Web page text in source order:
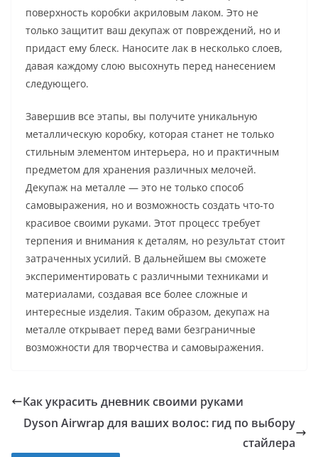
поверхность коробки акриловым лаком. Это не
только защитит ваш декупаж от повреждений, но и
придаст ему блеск. Наносите лак в несколько слоев,
давая каждому слою высохнуть перед нанесением
следующего.
Завершив все этапы, вы получите уникальную
металлическую коробку, которая станет не только
стильным элементом интерьера, но и практичным
предметом для хранения различных мелочей.
Декупаж на металле — это не только способ
самовыражения, но и возможность создать что-то
красивое своими руками. Этот процесс требует
терпения и внимания к деталям, но результат стоит
затраченных усилий. В дальнейшем вы сможете
экспериментировать с различными техниками и
материалами, создавая все более сложные и
интересные изделия. Таким образом, декупаж на
металле открывает перед вами безграничные
возможности для творчества и самовыражения.
Как украсить дневник своими руками
Dyson Airwrap для ваших волос: гид по выбору
стайлера